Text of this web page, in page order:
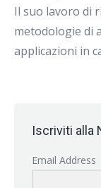
Il suo lavoro di
metodologie di
applicazioni in
Iscriviti alla
Email Address